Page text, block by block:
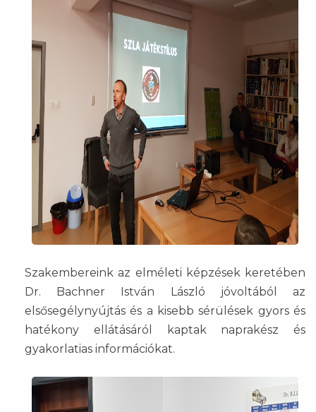
Szakembereink az elméleti képzések keretében
Dr. Bachner István László jóvoltából az
elsősegélynyújtás és a kisebb sérülések gyors és
hatékony ellátásáról kaptak naprakész és
gyakorlatias információkat.